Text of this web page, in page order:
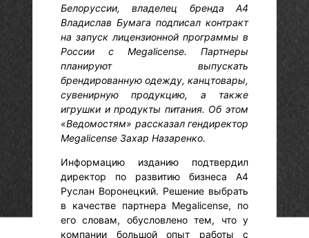
Белоруссии, владелец бренда А4
Владислав Бумага подписал контракт
на запуск лицензионной программы в
России с Megalicense. Партнеры
планируют выпускать
брендированную одежду, канцтовары,
сувенирную продукцию, а также
игрушки и продукты питания. Об этом
«Ведомостям» рассказал гендиректор
Megalicense Захар Назаренко.
Информацию изданию подтвердил
директор по развитию бизнеса А4
Руслан Воронецкий. Решение выбрать
в качестве партнера Megalicense, по
его словам, обусловлено тем, что у
компании большой опыт работы с